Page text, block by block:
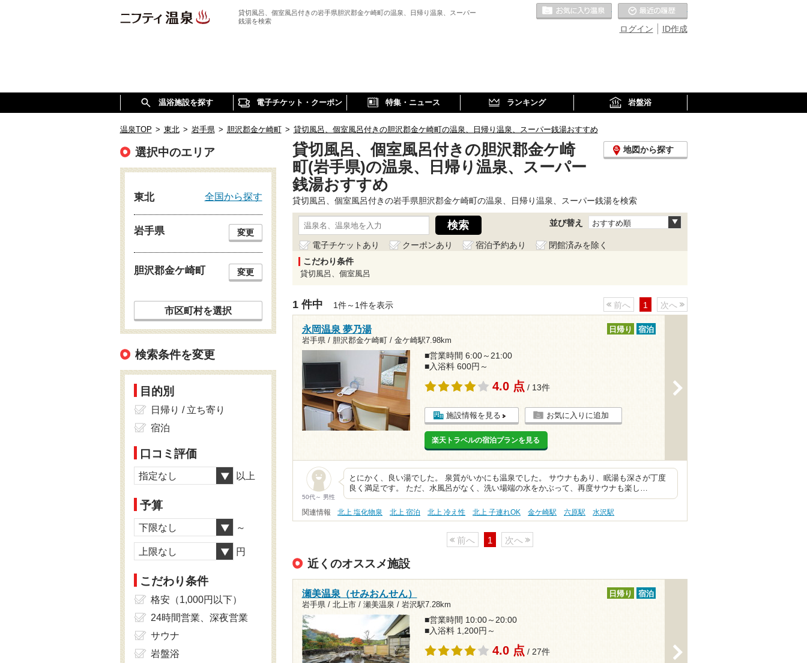
貸切風呂、個室風呂付きの岩手県胆沢郡金ケ崎町の温泉、日帰り温泉、スーパー
銭湯を検索
ID作成
ログイン
お気に入りの温泉
温浴施設を探す 電子チケット・クーポン 特集・ニュース ランキング 岩盤浴
温泉TOP > 東北 > 岩手県 > 胆沢郡金ケ崎町 > 貸切風呂、個室風呂付きの胆沢郡金ケ崎町の温泉、日帰り温泉、スーパー銭湯おすすめ
貸切風呂、個室風呂付きの胆沢郡金ケ崎
町(岩手県)の温泉、日帰り温泉、スーパー
銭湯おすすめ
地図から探す
貸切風呂、個室風呂付きの岩手県胆沢郡金ケ崎町の温泉、日帰り温泉、スーパー銭湯を検索
並び替え おすすめ順
電子チケットあり クーポンあり 宿泊予約あり
閉館済みを除く
こだわり条件
貸切風呂、個室風呂
1 件中 1件～1件を表示 前へ 1 次へ
永岡温泉 夢乃湯
岩手県 / 胆沢郡金ケ崎町 / 金ケ崎駅7.98km
日帰り 宿泊
■営業時間 6:00～21:00
■入浴料 600円～
4.0 点 / 13件
施設情報を見る お気に入りに追加
楽天トラベルの宿泊プランを見る
50代～ 男性
とにかく、良い湯でした。 泉質がいかにも温泉でした。 サウナもあり、眠湯も深さが丁度
良く満足です。 ただ、水風呂がなく、洗い場端の水をかぶって、再度サウナも楽し…
関連情報 北上 塩化物泉 北上 宿泊 北上 冷え性 北上 子連れOK 金ケ崎駅 六原駅 水沢駅
前へ 1 次へ
近くのオススメ施設
瀬美温泉（せみおんせん）
岩手県 / 北上市 / 瀬美温泉 / 岩沢駅7.28km
日帰り 宿泊
■営業時間 10:00～20:00
■入浴料 1,200円～
4.0 点 / 27件
選択中のエリア
東北 全国から探す
岩手県 変更
胆沢郡金ケ崎町 変更
市区町村を選択
検索条件を変更
目的別
日帰り / 立ち寄り
宿泊
口コミ評価
指定なし 以上
予算
下限なし ～
上限なし 円
こだわり条件
格安（1,000円以下）
24時間営業、深夜営業
サウナ
岩盤浴